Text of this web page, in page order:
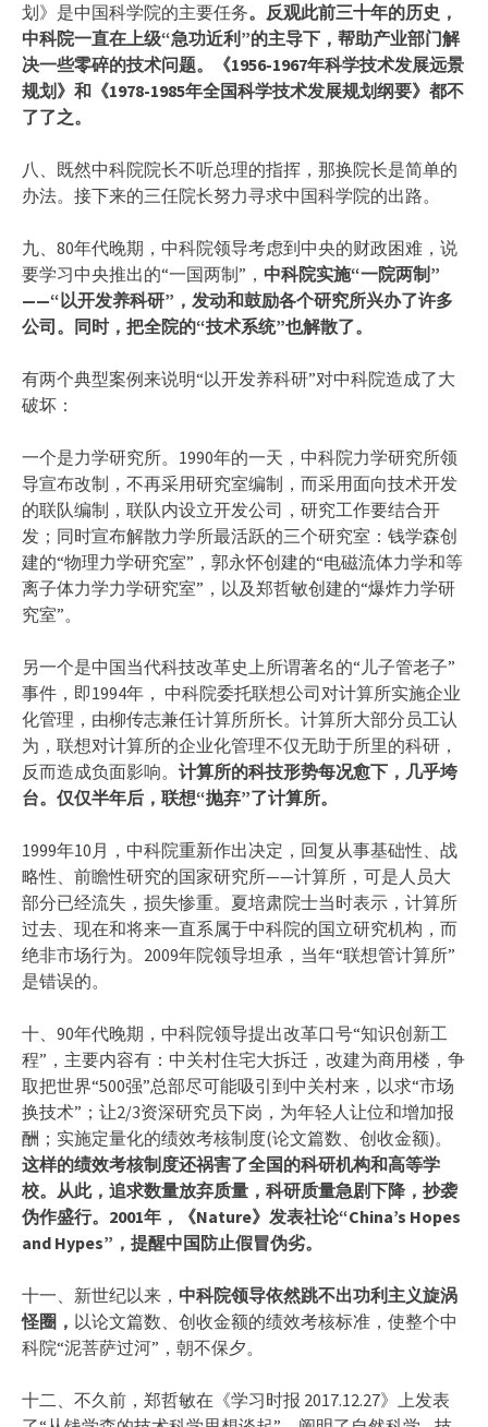
划》是中国科学院的主要任务。 反观此前三十年的历史，
中科院一直在上级“急功近利”的主导下，帮助产业部门解
决一些零碎的技术问题。《1956-1967年科学技术发展远景
规划》和《1978-1985年全国科学技术发展规划纲要》都不
了了之。
八、既然中科院院长不听总理的指挥，那换院长是简单的
办法。接下来的三任院长努力寻求中国科学院的出路。
九、80年代晚期，中科院领导考虑到中央的财政困难，说
要学习中央推出的“一国两制”， 中科院实施“一院两制”
——“以开发养科研”，发动和鼓励各个研究所兴办了许多
公司。同时，把全院的“技术系统”也解散了。
有两个典型案例来说明“以开发养科研”对中科院造成了大
破坏：
一个是力学研究所。1990年的一天，中科院力学研究所领
导宣布改制，不再采用研究室编制，而采用面向技术开发
的联队编制，联队内设立开发公司，研究工作要结合开
发；同时宣布解散力学所最活跃的三个研究室：钱学森创
建的“物理力学研究室”，郭永怀创建的“电磁流体力学和等
离子体力学力学研究室”，以及郑哲敏创建的“爆炸力学研
究室”。
另一个是中国当代科技改革史上所谓著名的“儿子管老子”
事件，即1994年， 中科院委托联想公司对计算所实施企业
化管理，由柳传志兼任计算所所长。计算所大部分员工认
为，联想对计算所的企业化管理不仅无助于所里的科研，
反而造成负面影响。 计算所的科技形势每况愈下，几乎垮
台。仅仅半年后，联想“抛弃”了计算所。
1999年10月，中科院重新作出决定，回复从事基础性、战
略性、前瞻性研究的国家研究所——计算所，可是人员大
部分已经流失，损失惨重。夏培肃院士当时表示，计算所
过去、现在和将来一直系属于中科院的国立研究机构，而
绝非市场行为。2009年院领导坦承，当年“联想管计算所”
是错误的。
十、90年代晚期，中科院领导提出改革口号“知识创新工
程”，主要内容有：中关村住宅大拆迁，改建为商用楼，争
取把世界“500强”总部尽可能吸引到中关村来，以求“市场
换技术”；让2/3资深研究员下岗，为年轻人让位和增加报
酬；实施定量化的绩效考核制度(论文篇数、创收金额)。
这样的绩效考核制度还祸害了全国的科研机构和高等学
校。从此，追求数量放弃质量，科研质量急剧下降，抄袭
伪作盛行。2001年，《Nature》发表社论“China’s Hopes
and Hypes”，提醒中国防止假冒伪劣。
十一、新世纪以来， 中科院领导依然跳不出功利主义旋涡
怪圈， 以论文篇数、创收金额的绩效考核标准，使整个中
科院“泥菩萨过河”，朝不保夕。
十二、不久前，郑哲敏在《学习时报 2017.12.27》上发表